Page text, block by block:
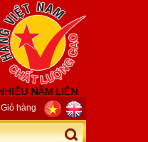
Giỏ hàng